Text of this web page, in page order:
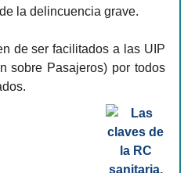
la delincuencia grave.
de ser facilitados a las UIP
sobre Pasajeros) por todos